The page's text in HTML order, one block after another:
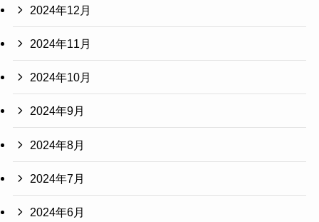
2024年12月
2024年11月
2024年10月
2024年9月
2024年8月
2024年7月
2024年6月